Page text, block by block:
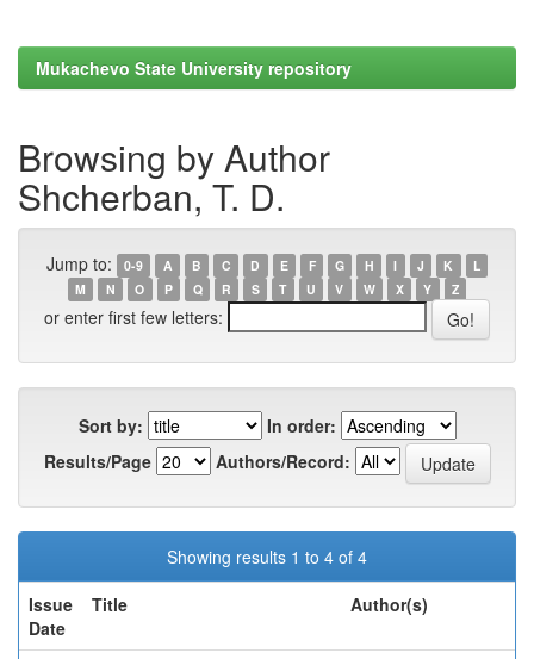
Mukachevo State University repository
Browsing by Author
Shcherban, T. D.
Jump to: 0-9 A B C D E F G H I J K
L
M
N O P Q R S T U V W X Y Z
or enter first few letters:
Sort by:
In order:
Results/Page
Authors/Record:
Showing results 1 to 4 of 4
Issue
Date
Title Author(s)